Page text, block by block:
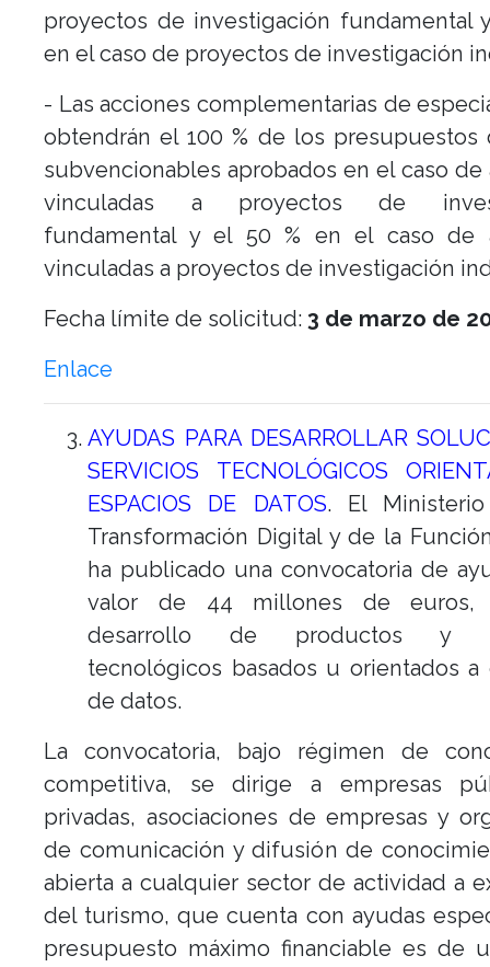
proyectos de investigación fundamental
en el caso de proyectos de investigación
- Las acciones complementarias de
obtendrán el 100 % de los presupuestos
subvencionables aprobados en el caso de
vinculadas a proyectos de
fundamental y el 50 % en el caso de
vinculadas a proyectos de investigación
Fecha límite de solicitud: 3 de marzo de
Enlace
AYUDAS PARA DESARROLLAR
SERVICIOS TECNOLÓGICOS
ESPACIOS DE DATOS. El
Transformación Digital y de la
ha publicado una convocatoria de
valor de 44 millones de euros,
desarrollo de productos y
tecnológicos basados u orientados a
de datos.
La convocatoria, bajo régimen de
competitiva, se dirige a empresas
privadas, asociaciones de empresas y
de comunicación y difusión de
abierta a cualquier sector de actividad a
del turismo, que cuenta con ayudas
presupuesto máximo financiable es de